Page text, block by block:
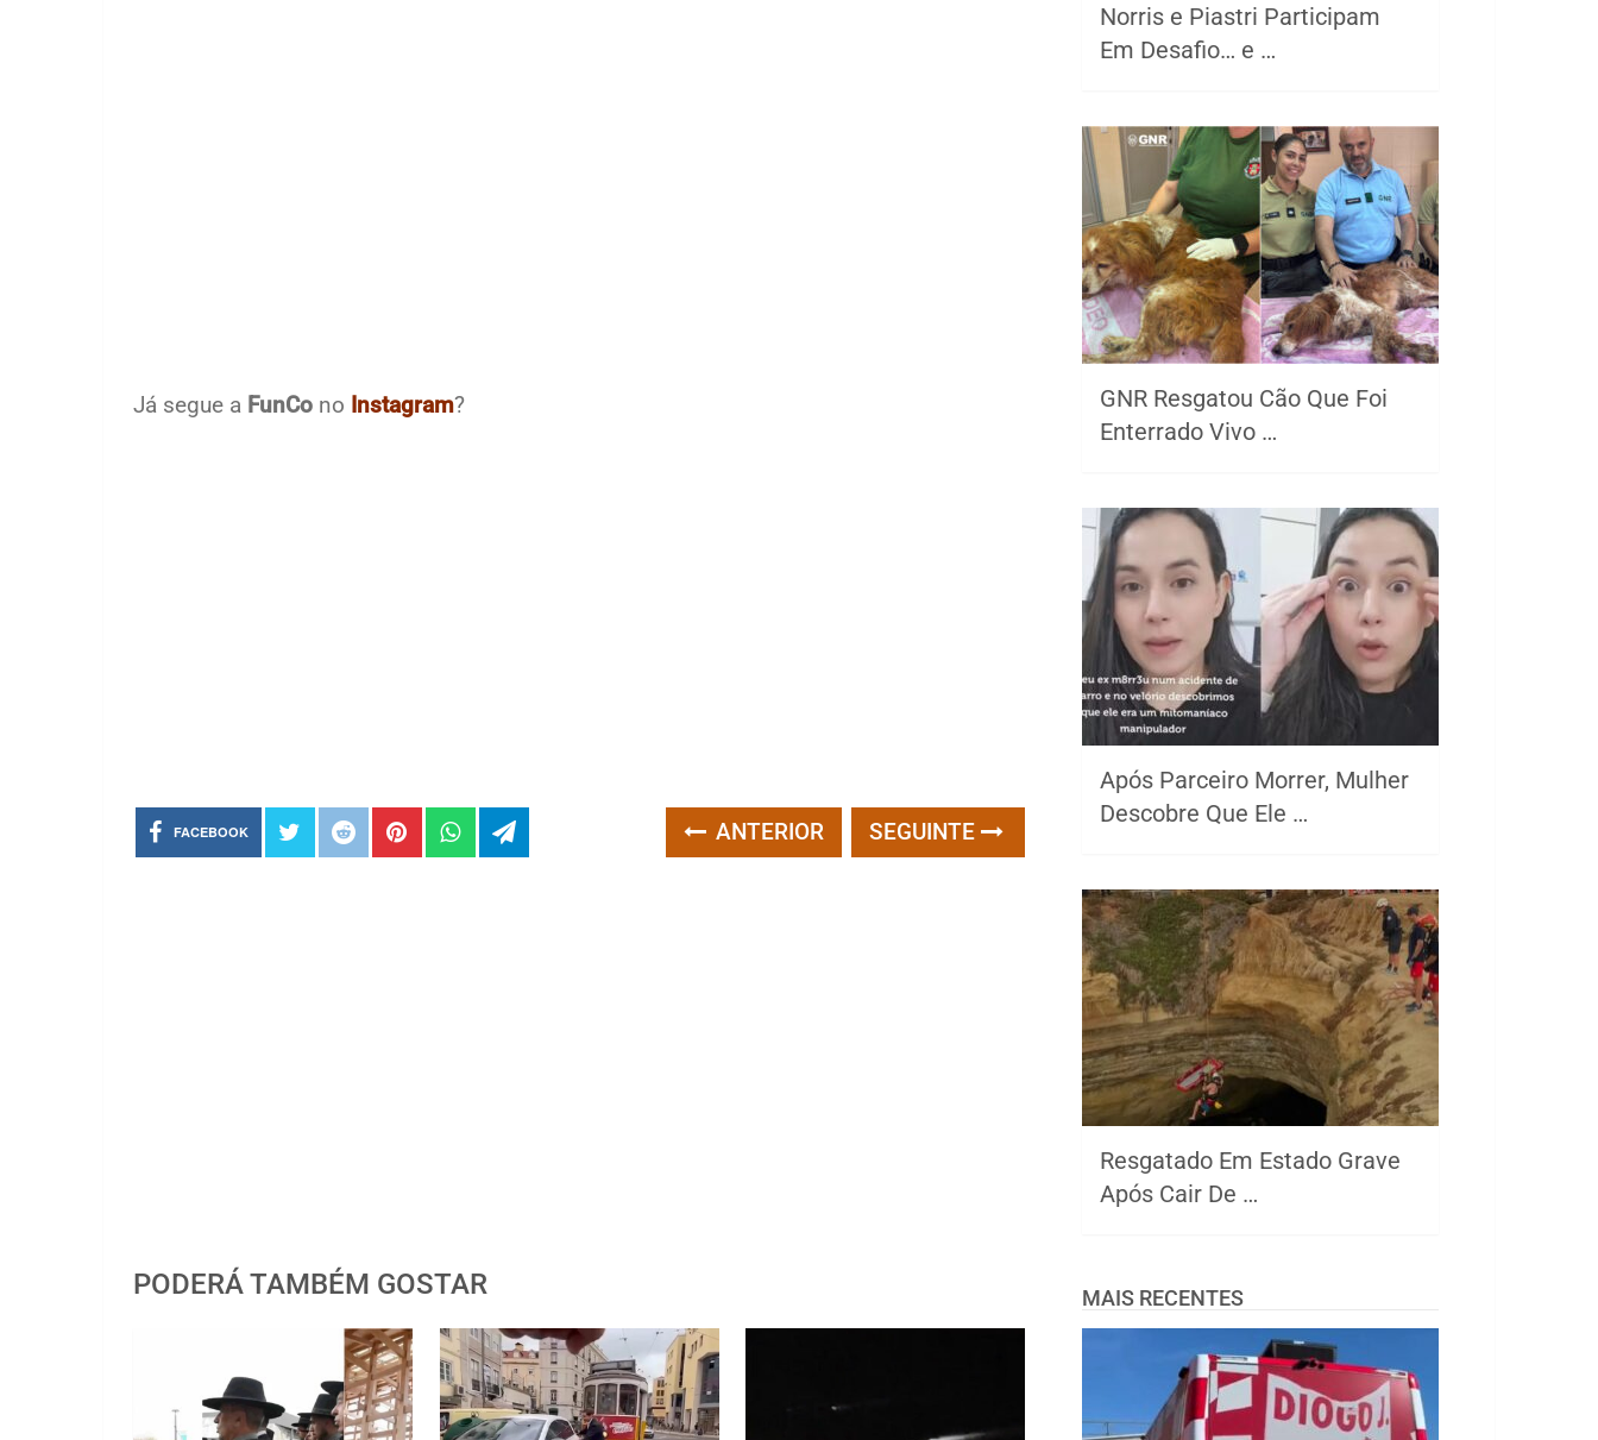
Já segue a FunCo no Instagram?
FACEBOOK ANTERIOR SEGUINTE
PODERÁ TAMBÉM GOSTAR
Norris e Piastri Participam
Em Desafio… e …
GNR Resgatou Cão Que Foi
Enterrado Vivo …
Após Parceiro Morrer, Mulher
Descobre Que Ele …
Resgatado Em Estado Grave
Após Cair De …
MAIS RECENTES